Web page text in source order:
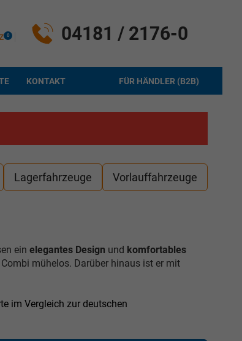
04181 / 2176-0
0
FÜR HÄNDLER (B2B)
KONTAKT
Lagerfahrzeuge Vorlauffahrzeuge
ein elegantes Design und komfortables
mühelos. Darüber hinaus ist er mit
im Vergleich zur deutschen